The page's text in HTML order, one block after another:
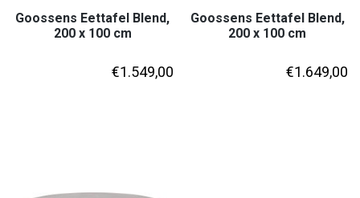
Goossens Eettafel Blend,
200 x 100 cm
€1.549,00
Goossens Eettafel Blend,
200 x 100 cm
€1.649,00